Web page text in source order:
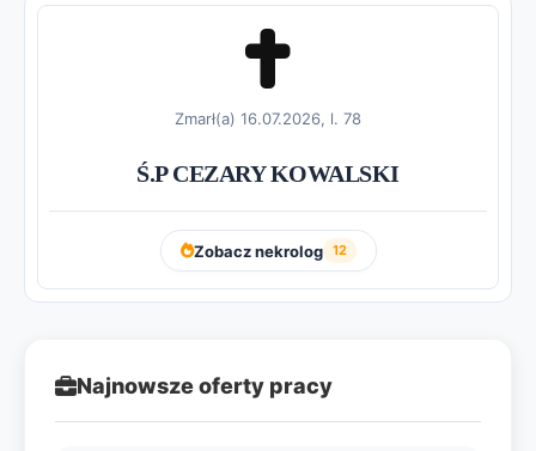
Zmarł(a) 16.07.2026, l. 78
Ś.P CEZARY KOWALSKI
Zobacz nekrolog 12
Najnowsze oferty pracy